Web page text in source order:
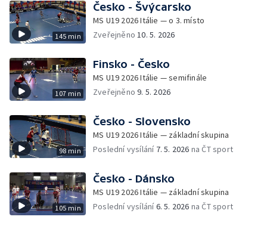
145 min
Česko - Švýcarsko
MS U19 2026 Itálie — o 3. místo
Zveřejněno10. 5. 2026
107 min
Finsko - Česko
MS U19 2026 Itálie — semifinále
Zveřejněno9. 5. 2026
98 min
Česko - Slovensko
MS U19 2026 Itálie — základní skupina
Poslední vysílání 7. 5. 2026 na ČT sport
105 min
Česko - Dánsko
MS U19 2026 Itálie — základní skupina
Poslední vysílání6. 5. 2026 na ČT sport